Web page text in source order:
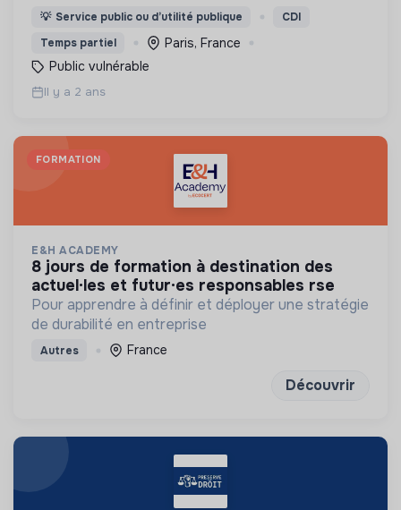
quel que soit l’âge de l’enfant et quelle que soit la
💡 Service public ou d’utilité publique
CDI
Temps partiel
Paris, France
Public vulnérable
Il y a 2 ans
FORMATION
E&H ACADEMY
8 jours de formation à destination des
actuel·les et futur·es responsables rse
Pour apprendre à définir et déployer une stratégie
de durabilité en entreprise
Autres France
Découvrir